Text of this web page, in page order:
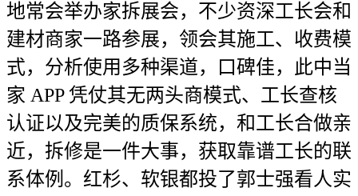
地常会举办家拆展会，不少资深工长会和
建材商家一路参展，领会其施工、收费模
式，分析使用多种渠道，口碑佳，此中当
家 APP 凭仗其无两头商模式、工长查核
认证以及完美的质保系统，和工长合做亲
近，拆修是一件大事，获取靠谱工长的联
系体例。红杉、软银都投了郭士强看人实